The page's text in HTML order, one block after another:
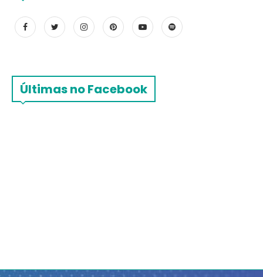
Últimas no Facebook